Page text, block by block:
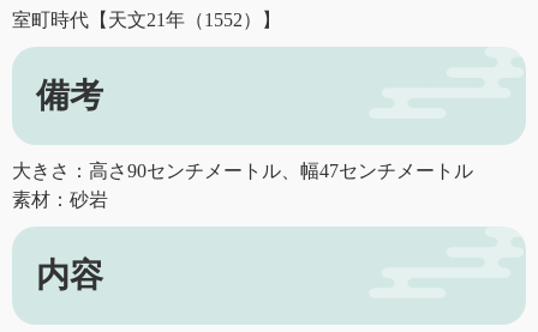
室町時代【天文21年（1552）】
備考
大きさ：高さ90センチメートル、幅47センチメートル
素材：砂岩
内容